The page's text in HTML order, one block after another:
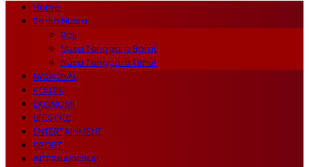
Home
Berita Nusra
Bali
Nusa Tenggara Barat
Nusa Tenggara Timur
NASIONAL
POLITIK
EKONOMI
LIFESTYLE
ENTERTAINMENT
SPORT
INTERNASIONAL